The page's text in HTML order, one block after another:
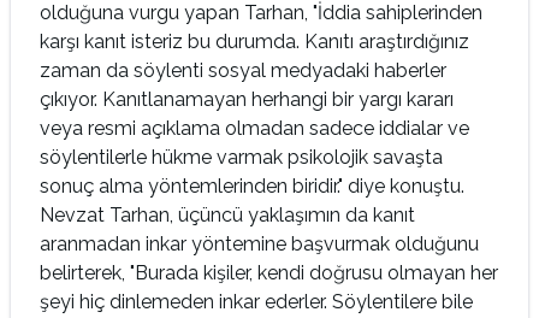
olduğuna vurgu yapan Tarhan, "İddia sahiplerinden
karşı kanıt isteriz bu durumda. Kanıtı araştırdığınız
zaman da söylenti sosyal medyadaki haberler
çıkıyor. Kanıtlanamayan herhangi bir yargı kararı
veya resmi açıklama olmadan sadece iddialar ve
söylentilerle hükme varmak psikolojik savaşta
sonuç alma yöntemlerinden biridir." diye konuştu.
Nevzat Tarhan, üçüncü yaklaşımın da kanıt
aranmadan inkar yöntemine başvurmak olduğunu
belirterek, "Burada kişiler, kendi doğrusu olmayan her
şeyi hiç dinlemeden inkar ederler. Söylentilere bile